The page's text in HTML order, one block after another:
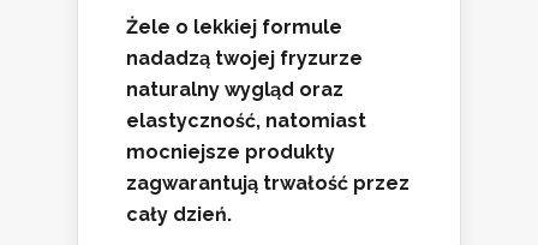
Żele o lekkiej formule
nadadzą twojej fryzurze
naturalny wygląd oraz
elastyczność, natomiast
mocniejsze produkty
zagwarantują trwałość przez
cały dzień.